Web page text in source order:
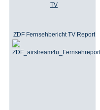
ZDF Fernsehbericht TV Report